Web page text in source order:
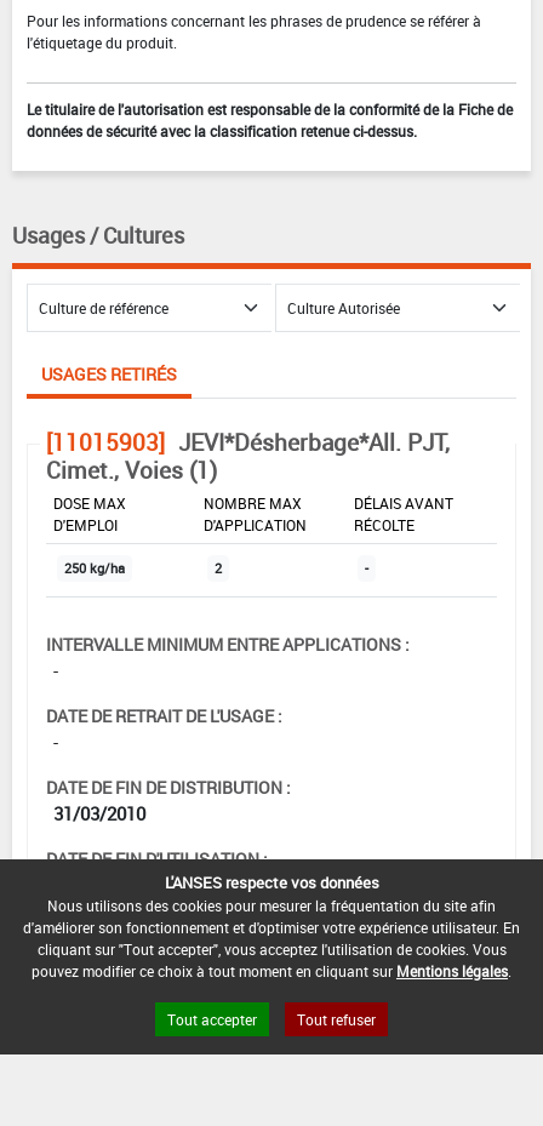
Pour les informations concernant les phrases de prudence se référer à
l'étiquetage du produit.
Le titulaire de l'autorisation est responsable de la conformité de la Fiche de
données de sécurité avec la classification retenue ci-dessus.
Usages / Cultures
USAGES RETIRÉS
[11015903] JEVI*Désherbage*All. PJT,
Cimet., Voies (1)
DOSE MAX
D'EMPLOI
NOMBRE MAX
D'APPLICATION
DÉLAIS AVANT
RÉCOLTE
250 kg/ha 2 -
INTERVALLE MINIMUM ENTRE APPLICATIONS :
-
DATE DE RETRAIT DE L'USAGE :
-
DATE DE FIN DE DISTRIBUTION :
31/03/2010
DATE DE FIN D'UTILISATION :
L'ANSES respecte vos données
Nous utilisons des cookies pour mesurer la fréquentation du site afin
d'améliorer son fonctionnement et d'optimiser votre expérience utilisateur. En
cliquant sur "Tout accepter", vous acceptez l'utilisation de cookies. Vous
pouvez modifier ce choix à tout moment en cliquant sur Mentions légales
Tout accepter Tout refuser